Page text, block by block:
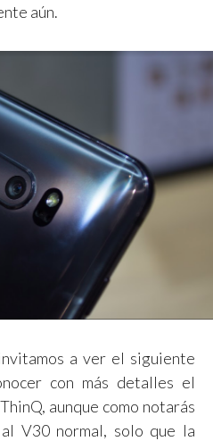
aún.
a ver el siguiente
con más detalles el
aunque como notarás
V30 normal, solo que la